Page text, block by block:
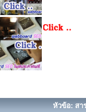
หัวข้อ: สา